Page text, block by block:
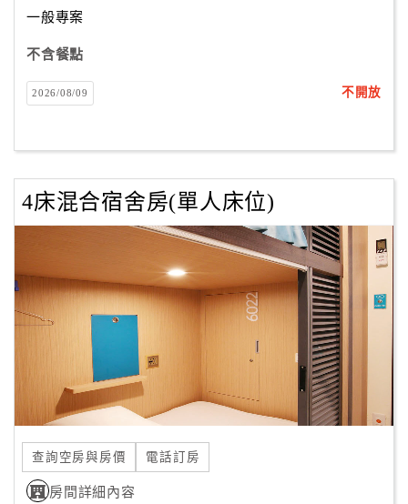
一般專案
不含餐點
2026/08/09 不開放
4床混合宿舍房(單人床位)
查詢空房與房價 電話訂房
房間詳細內容